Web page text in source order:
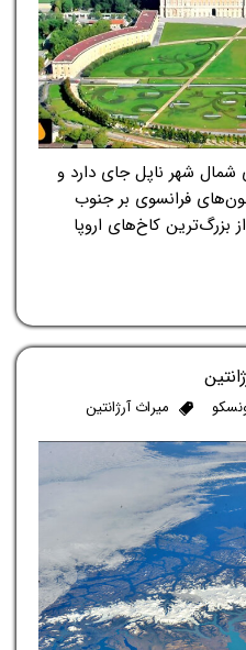
در ۴۰ کیلومتری شمال شهر ناپل جای دارد و
فرانسوی بر جنوب
بزرگ‌ترین کاخ‌های اروپا
میراث آرژانتین